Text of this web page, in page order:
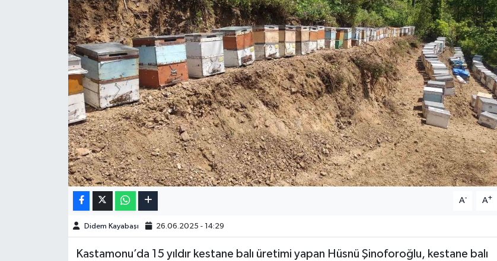
A- A+
Didem Kayabaşı 26.06.2025 - 14:29
Kastamonu’da 15 yıldır kestane balı üretimi yapan Hüsnü Şinoforoğlu, kestane balı